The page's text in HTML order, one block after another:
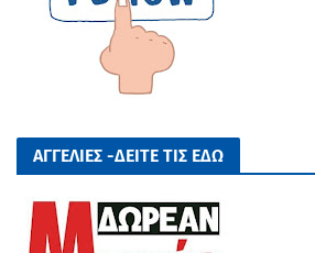
ΑΓΓΕΛΙΕΣ -ΔΕΙΤΕ ΤΙΣ ΕΔΩ